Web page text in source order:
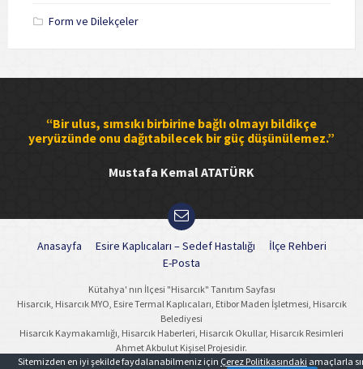
Form ve Dilekçeler
“Bir ulus, sımsıkı birbirine bağlı olmayı bildikçe
yeryüzünde onu dağıtabilecek bir güç düşünülemez.”
Mustafa Kemal ATATÜRK
Anasayfa Esire Kaplıcaları – Sedef Hastalığı
İlçe Rehberi
E-Posta
Kütahya' nın İlçesi "Hisarcık" Tanıtım Sayfası
Hisarcık, Hisarcık MYO, Esire Termal Kaplıcaları, Etibor Maden İşletmesi, Hisarcık
Belediyesi
Hisarcık Kaymakamlığı, Hisarcık Haberleri, Hisarcık Okullar, Hisarcık Resimleri
Ahmet Akbulut Kişisel Projesidir.
Sitemizden en iyi şekilde faydalanabilmeniz için Çerez Politikasındaki amaçlarla